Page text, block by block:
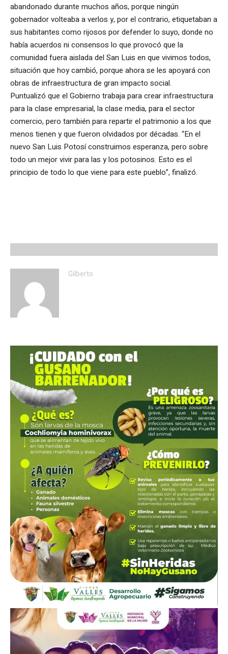
abandonado durante muchos años, porque ningún
gobernador volteaba a verlos y, por el contrario, etiquetaban a
sus habitantes como rijosos por defender lo suyo, donde no
había acuerdos ni consensos lo que provocó que la
comunidad fuera aislada del San Luis en que vivimos todos,
situación que hoy cambió, porque ahora se les apoyará con
obras de infraestructura de gran impacto social.
Puntualizó que el Gobierno trabaja para crear infraestructura
para la clase empresarial, la clase media, para el sector
comercio, pero también para repartir el patrimonio a los que
menos tienen y que fueron olvidados por décadas. “En el
nuevo San Luis Potosí construimos esperanza, pero sobre
todo un mejor vivir para las y los potosinos. Esto es el
principio de todo lo que viene para este pueblo”, finalizó.
Gilberto